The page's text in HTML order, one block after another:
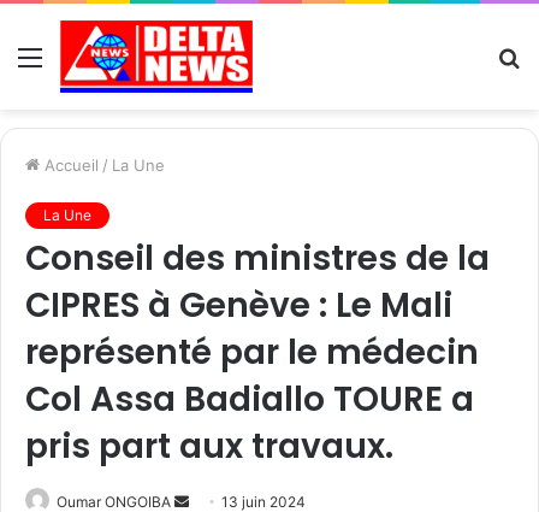
Menu
Accueil / La Une
La Une
Conseil des ministres de la
CIPRES à Genève : Le Mali
représenté par le médecin
Col Assa Badiallo TOURE a
pris part aux travaux.
Oumar ONGOIBA
Send13 juin 2024